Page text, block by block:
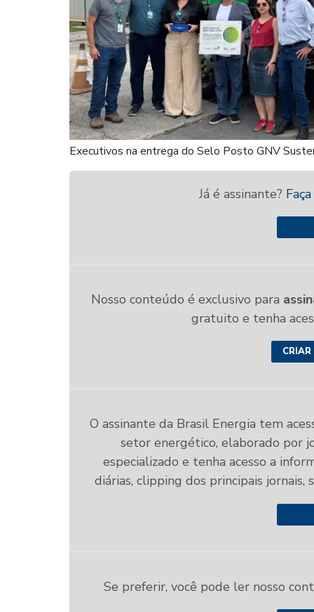
Executivos na entrega do Selo Posto GNV
Já é assinante?
Nosso conteúdo é exclusivo para
gratuito e tenha
O assinante da Brasil Energia tem
setor energético, elaborado por
especializado e tenha acesso a
diárias, clipping dos principais
Se preferir, você pode ler nosso